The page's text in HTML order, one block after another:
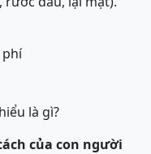
phí
là gì?
của con người